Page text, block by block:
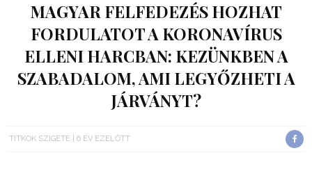
MAGYAR FELFEDEZÉS HOZHAT
FORDULATOT A KORONAVÍRUS
ELLENI HARCBAN: KEZÜNKBEN A
SZABADALOM, AMI LEGYŐZHETI A
JÁRVÁNYT?
TITKOK SZIGETE 6 ÉV EZELŐTT